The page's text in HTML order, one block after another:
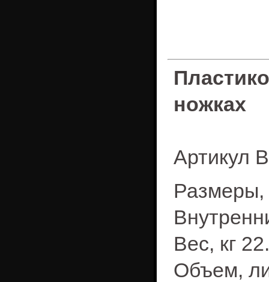
ножках
Артикул
Размеры,
Вес, кг
Объем,